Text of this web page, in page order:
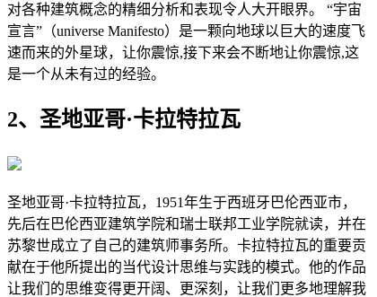
对各种建筑概念的精细分析和表现令人大开眼界。 “宇宙
宣言”（universe Manifesto）是一颗向地球以巨大的速度飞
速而来的外星球，让你震惊,接下来会不断地让你震惊,这
是一个从未有过的经验。
2、圣地亚哥·卡拉特拉瓦
圣地亚哥·卡拉特拉瓦，1951年生于西班牙巴伦西亚市，
先后在巴伦西亚建筑学院和瑞士联邦工业学院就读，并在
苏黎世成立了自己的建筑师事务所。卡拉特拉瓦的重要贡
献在于他所提出的当代设计思维与实践的模式。他的作品
让我们的思维变得更开阔、更深刻，让我们更多地理解我